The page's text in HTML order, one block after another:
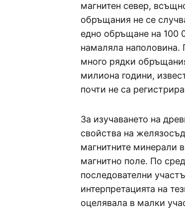
магнитен север,
обръщания не се
едно обръщане на 100
намаляла наполовина.
много рядки
милиона години,
почти не са
За изучаването на
свойства на
магнитните минерали
магнитно поле. По
последователни
интерпретацията на
оцелявала в малки